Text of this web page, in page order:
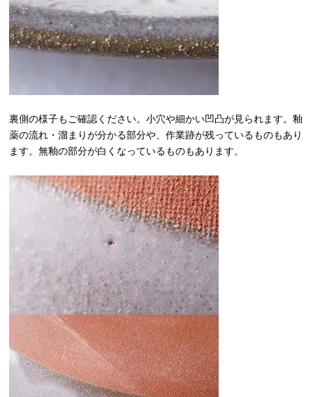
裏側の様子もご確認ください。小穴や細かい凹凸が見られます。釉
薬の流れ・溜まりが分かる部分や、作業跡が残っているものもあり
ます。無釉の部分が白くなっているものもあります。